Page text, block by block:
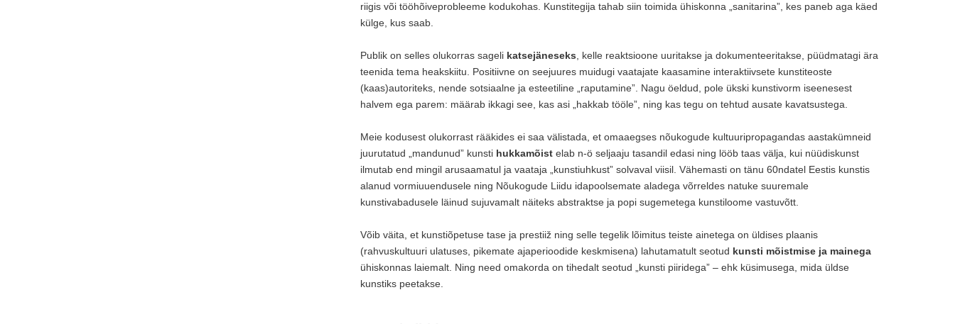
riigis või tööhõiveprobleeme kodukohas. Kunstitegija tahab siin toimida ühiskonna „sanitarina”, kes paneb aga käed
külge, kus saab.
Publik on selles olukorras sageli katsejäneseks , kelle reaktsioone uuritakse ja dokumenteeritakse, püüdmatagi ära
teenida tema heakskiitu. Positiivne on seejuures muidugi vaatajate kaasamine interaktiivsete kunstiteoste
(kaas)autoriteks, nende sotsiaalne ja esteetiline „raputamine”. Nagu öeldud, pole ükski kunstivorm iseenesest
halvem ega parem: määrab ikkagi see, kas asi „hakkab tööle”, ning kas tegu on tehtud ausate kavatsustega.
Meie kodusest olukorrast rääkides ei saa välistada, et omaaegses nõukogude kultuuripropagandas aastakümneid
juurutatud „mandunud” kunsti hukkamõist elab n-ö seljaaju tasandil edasi ning lööb taas välja, kui nüüdiskunst
ilmutab end mingil arusaamatul ja vaataja „kunstiuhkust” solvaval viisil. Vähemasti on tänu 60ndatel Eestis kunstis
alanud vormiuuendusele ning Nõukogude Liidu idapoolsemate aladega võrreldes natuke suuremale
kunstivabadusele läinud sujuvamalt näiteks abstraktse ja popi sugemetega kunstiloome vastuvõtt.
Võib väita, et kunstiõpetuse tase ja prestiiž ning selle tegelik lõimitus teiste ainetega on üldises plaanis
(rahvuskultuuri ulatuses, pikemate ajaperioodide keskmisena) lahutamatult seotud kunsti mõistmise ja mainega
ühiskonnas laiemalt. Ning need omakorda on tihedalt seotud „kunsti piiridega” – ehk küsimusega, mida üldse
kunstiks peetakse.